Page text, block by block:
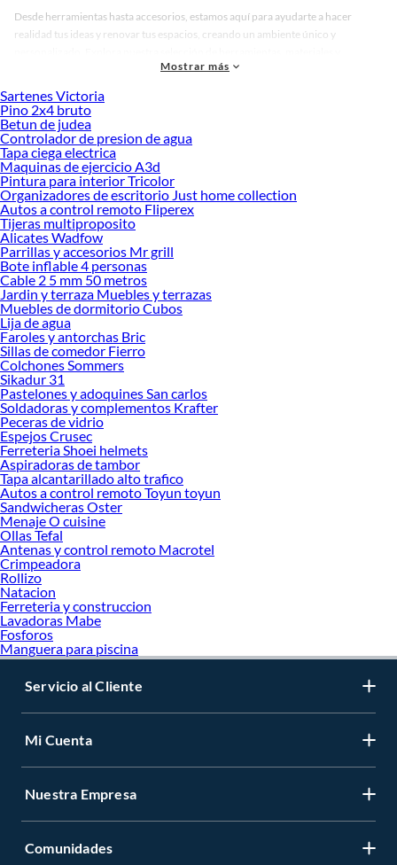
Desde herramientas hasta accesorios, estamos aquí para ayudarte a hacer
realidad tus ideas y renovar tus espacios, creando un ambiente único y
accesorios de calidad que te ayudarán a crear un espacio más tú.
Desde remodelaciones hasta proyectos de decoración, estamos aquí para hacer
tus ideas realidad. ¡Visítanos y encuentra todo lo que tenemos para ofrecerte en
Brochas!
Explora la variedad de productos de Brochas en Sodimac
Herramientas, materiales y accesorios de calidad para tus proyectos y
renovación de espacios. ¡Visítanos y descubre todo lo que tenemos para
ofrecerte!
Encuentra una amplia variedad de productos de Brochas en Sodimac.
Encuentra todo lo necesario para tus proyectos de renovación y decoración.
¡Visítanos y haz tus ideas realidad!
Mostrar más
Sartenes Victoria
Pino 2x4 bruto
Betun de judea
Controlador de presion de agua
Tapa ciega electrica
Maquinas de ejercicio A3d
Pintura para interior Tricolor
Organizadores de escritorio Just home collection
Autos a control remoto Fliperex
Tijeras multiproposito
Alicates Wadfow
Parrillas y accesorios Mr grill
Bote inflable 4 personas
Cable 2 5 mm 50 metros
Jardin y terraza Muebles y terrazas
Muebles de dormitorio Cubos
Lija de agua
Faroles y antorchas Bric
Sillas de comedor Fierro
Colchones Sommers
Sikadur 31
Pastelones y adoquines San carlos
Soldadoras y complementos Krafter
Peceras de vidrio
Espejos Crusec
Ferreteria Shoei helmets
Aspiradoras de tambor
Tapa alcantarillado alto trafico
Autos a control remoto Toyun toyun
Sandwicheras Oster
Menaje O cuisine
Ollas Tefal
Antenas y control remoto Macrotel
Crimpeadora
Rollizo
Natacion
Ferreteria y construccion
Lavadoras Mabe
Fosforos
Manguera para piscina
Servicio al Cliente
Mi Cuenta
Nuestra Empresa
Comunidades